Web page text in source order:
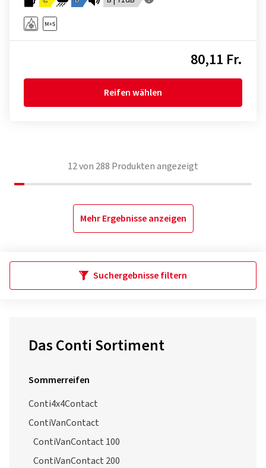
80,11 Fr.
Reifen wählen
12von 288 Produkten angezeigt
Mehr Ergebnisse anzeigen
Suchergebnisse filtern
Das Conti Sortiment
Sommerreifen
Conti4x4Contact
ContiVanContact
ContiVanContact 100
ContiVanContact 200